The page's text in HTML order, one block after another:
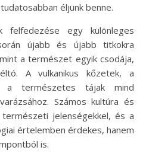
éljünk benne.
felfedezése egy különleges
újabb és újabb titkokra
a természet egyik csodája,
A vulkanikus kőzetek, a
a természetes tájak mind
Számos kultúra és
jelenségekkel, és a
értelemben érdekes, hanem
is.